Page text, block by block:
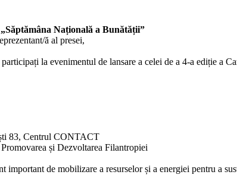
Națională a Bunătății”
ă al presei,
la evenimentul de lansare a celei de a 4-a ediție a
83, Centrul CONTACT
și Dezvoltarea Filantropiei
important de mobilizare a resurselor și a energiei pentru a